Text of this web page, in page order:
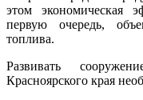
этом экономическая
первую очередь,
топлива.
Развивать
Красноярского края